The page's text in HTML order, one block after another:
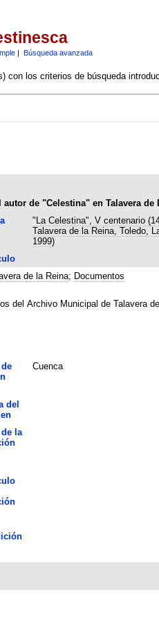
| Búsqueda avanzada
con los criterios de búsqueda
de "Celestina" en Talavera de
"La Celestina", V centenario
Talavera de la Reina, Toledo,
1999)
de la Reina; Documentos
del Archivo Municipal de Talavera
Cuenca
del
la